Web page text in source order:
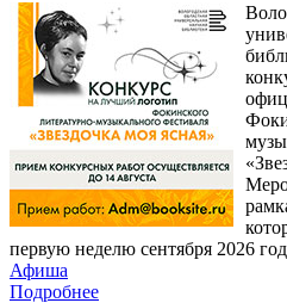
первую неделю сентября 2026
Афиша
Подробнее